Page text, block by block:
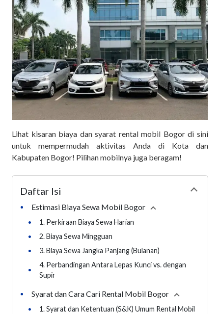
Lihat kisaran biaya dan syarat rental mobil Bogor di sini
untuk mempermudah aktivitas Anda di Kota dan
Kabupaten Bogor! Pilihan mobilnya juga beragam!
Daftar Isi
•
Estimasi Biaya Sewa Mobil Bogor Collapse
•
1. Perkiraan Biaya Sewa Harian
•
2. Biaya Sewa Mingguan
•
3. Biaya Sewa Jangka Panjang (Bulanan)
•
4. Perbandingan Antara Lepas Kunci vs. dengan
Supir
• Syarat dan Cara Cari Rental Mobil Bogor Collapse
•
1. Syarat dan Ketentuan (S&K) Umum Rental Mobil